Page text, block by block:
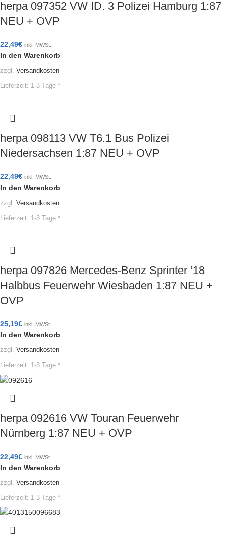
herpa 097352 VW ID. 3 Polizei Hamburg 1:87
NEU + OVP
22,49€ inkl. MWSt.
In den Warenkorb
zzgl. Versandkosten
Lieferzeit: 1-3 Tage *
herpa 098113 VW T6.1 Bus Polizei
Niedersachsen 1:87 NEU + OVP
22,49€ inkl. MWSt.
In den Warenkorb
zzgl. Versandkosten
Lieferzeit: 1-3 Tage *
herpa 097826 Mercedes-Benz Sprinter ’18
Halbbus Feuerwehr Wiesbaden 1:87 NEU +
OVP
25,19€ inkl. MWSt.
In den Warenkorb
zzgl. Versandkosten
Lieferzeit: 1-3 Tage *
herpa 092616 VW Touran Feuerwehr
Nürnberg 1:87 NEU + OVP
22,49€ inkl. MWSt.
In den Warenkorb
zzgl. Versandkosten
Lieferzeit: 1-3 Tage *